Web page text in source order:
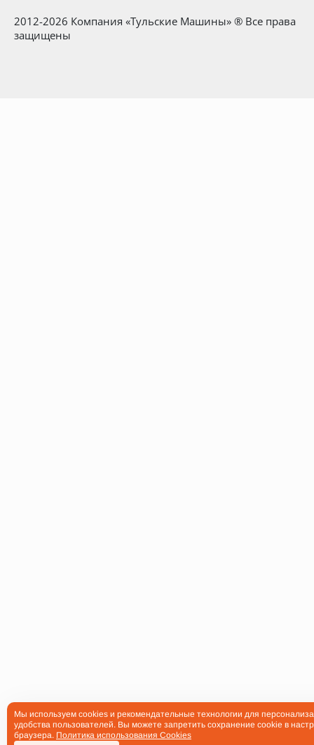
2012-2026 Компания «Тульские Машины» ® Все права
защищены
Мы используем cookies и рекомендательные технологии для
удобства пользователей. Вы можете запретить сохранение cookie в
браузера. Политика использования Cookies